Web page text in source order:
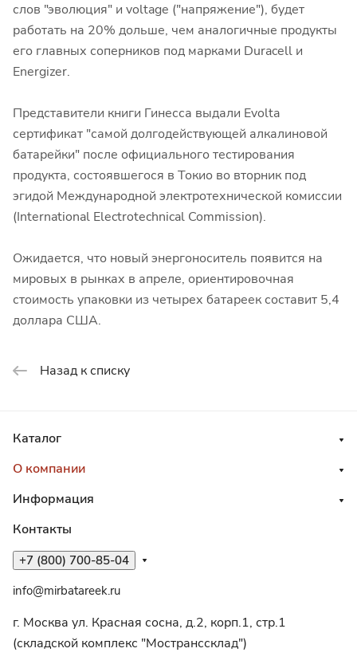
слов "эволюция" и voltage ("напряжение"), будет
работать на 20% дольше, чем аналогичные продукты
его главных соперников под марками Duracell и
Energizer.
Представители книги Гинесса выдали Evolta
сертификат "самой долгодействующей алкалиновой
батарейки" после официального тестирования
продукта, состоявшегося в Токио во вторник под
эгидой Международной электротехнической комиссии
(International Electrotechnical Commission).
Ожидается, что новый энергоноситель появится на
мировых в рынках в апреле, ориентировочная
стоимость упаковки из четырех батареек составит 5,4
доллара США.
Назад к списку
Каталог
О компании
Информация
Контакты
+7 (800) 700-85-04
info@mirbatareek.ru
г. Москва ул. Красная сосна, д.2, корп.1, стр.1
(складской комплекс "Мостранссклад")